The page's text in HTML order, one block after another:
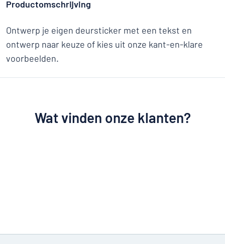
Productomschrijving
Ontwerp je eigen deursticker met een tekst en
ontwerp naar keuze of kies uit onze kant-en-klare
voorbeelden.
Wat vinden onze klanten?